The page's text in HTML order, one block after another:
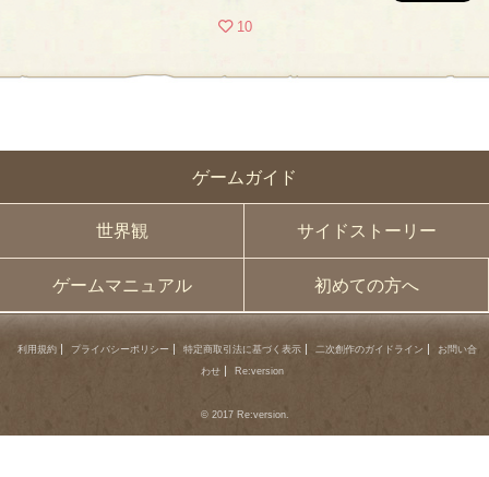
ゲームガイド
世界観 サイドストーリー
ゲームマニュアル 初めての方へ
10
利用規約 プライバシーポリシー 特定商取引法に基づく表示 二次創作のガイドライン
お問い合
わせ
Re:version
© 2017 Re:version.